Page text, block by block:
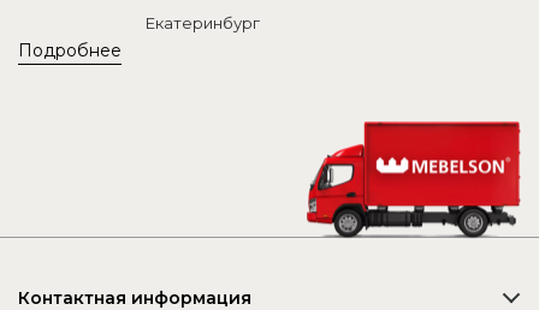
Подробнее
Екатеринбург
Контактная информация